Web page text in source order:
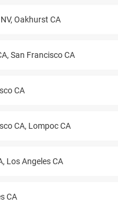
Oakhurst CA
San Francisco CA
CA
CA, Lompoc CA
Los Angeles CA
CA